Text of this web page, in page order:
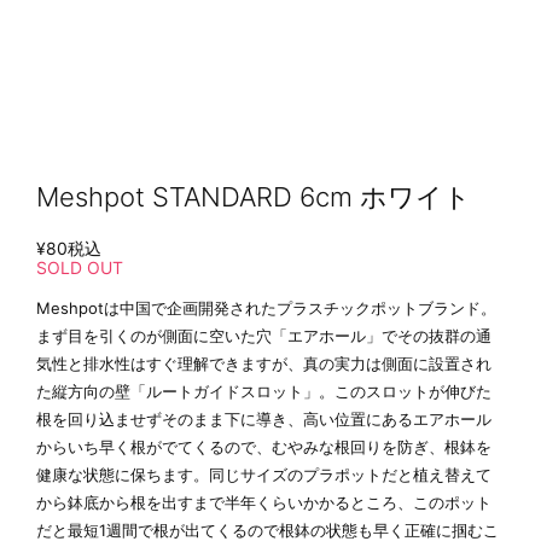
Meshpot STANDARD 6cm ホワイト
¥80税込
SOLD OUT
Meshpotは中国で企画開発されたプラスチックポットブランド。
まず目を引くのが側面に空いた穴「エアホール」でその抜群の通
気性と排水性はすぐ理解できますが、真の実力は側面に設置され
た縦方向の壁「ルートガイドスロット」。このスロットが伸びた
根を回り込ませずそのまま下に導き、高い位置にあるエアホール
からいち早く根がでてくるので、むやみな根回りを防ぎ、根鉢を
健康な状態に保ちます。同じサイズのプラポットだと植え替えて
から鉢底から根を出すまで半年くらいかかるところ、このポット
だと最短1週間で根が出てくるので根鉢の状態も早く正確に掴むこ